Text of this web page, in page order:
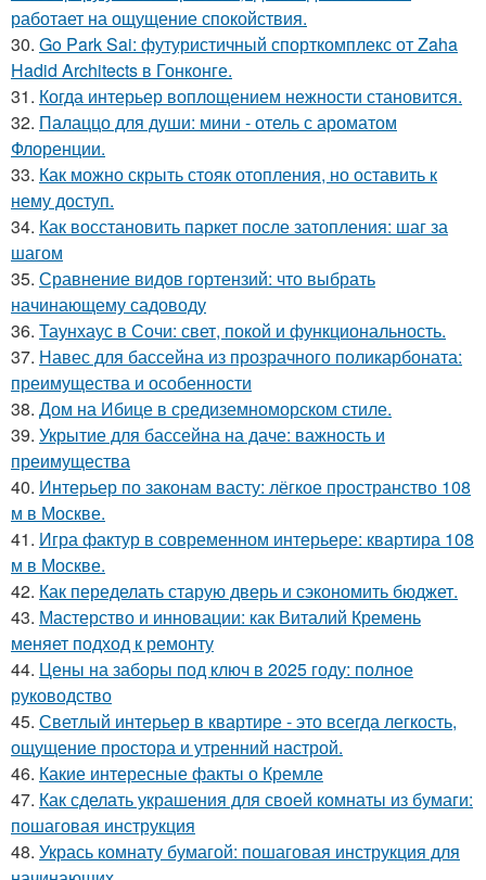
работает на ощущение спокойствия.
30. Go Park Sai: футуристичный спорткомплекс от Zaha
Hadid Architects в Гонконге.
31. Когда интерьер воплощением нежности становится.
32. Палаццо для души: мини - отель с ароматом
Флоренции.
33. Как можно скрыть стояк отопления, но оставить к
нему доступ.
34. Как восстановить паркет после затопления: шаг за
шагом
35. Сравнение видов гортензий: что выбрать
начинающему садоводу
36. Таунхаус в Сочи: свет, покой и функциональность.
37. Навес для бассейна из прозрачного поликарбоната:
преимущества и особенности
38. Дом на Ибице в средиземноморском стиле.
39. Укрытие для бассейна на даче: важность и
преимущества
40. Интерьер по законам васту: лёгкое пространство 108
м в Москве.
41. Игра фактур в современном интерьере: квартира 108
м в Москве.
42. Как переделать старую дверь и сэкономить бюджет.
43. Мастерство и инновации: как Виталий Кремень
меняет подход к ремонту
44. Цены на заборы под ключ в 2025 году: полное
руководство
45. Светлый интерьер в квартире - это всегда легкость,
ощущение простора и утренний настрой.
46. Какие интересные факты о Кремле
47. Как сделать украшения для своей комнаты из бумаги:
пошаговая инструкция
48. Укрась комнату бумагой: пошаговая инструкция для